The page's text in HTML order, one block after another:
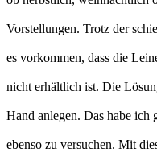
Vorstellungen. Trotz der
es vorkommen, dass die
nicht erhältlich ist. Die
Hand anlegen. Das habe ich
ebenso zu versuchen. Mit